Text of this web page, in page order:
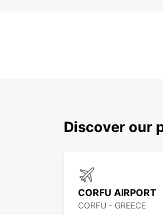
Discover our
CORFU AIRPORT
CORFU - GREECE